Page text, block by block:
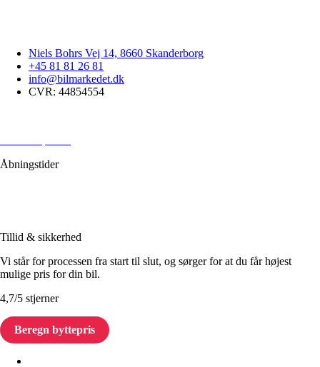
Niels Bohrs Vej 14, 8660 Skanderborg
+45 81 81 26 81
info@bilmarkedet.dk
CVR: 44854554
Åbningstider
Tillid & sikkerhed
Vi står for processen fra start til slut, og sørger for at du får højest
mulige pris for din bil.
4,7/5 stjerner
Beregn byttepris